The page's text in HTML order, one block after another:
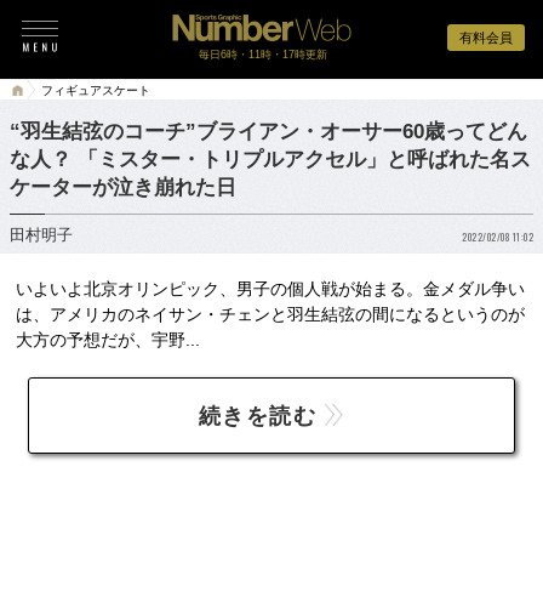
有料会員
毎日6時・11時・17時更新
フィギュアスケート
“羽生結弦のコーチ”ブライアン・オーサー60歳ってどん
な人？ 「ミスター・トリプルアクセル」と呼ばれた名ス
ケーターが泣き崩れた日
田村明子 2022/02/08 11:02
いよいよ北京オリンピック、男子の個人戦が始まる。金メダル争い
は、アメリカのネイサン・チェンと羽生結弦の間になるというのが
大方の予想だが、宇野...
続きを読む